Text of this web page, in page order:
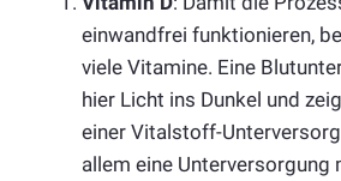
einwandfrei funktionieren,
viele Vitamine. Eine
hier Licht ins Dunkel und
einer Vitalstoff-
allem eine Unterversorgung